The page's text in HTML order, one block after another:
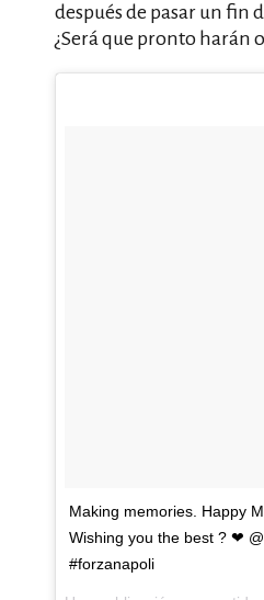
después de pasar un fin
¿Será que pronto harán
Making memories. Happy
Wishing you the best ? ❤
#forzanapoli